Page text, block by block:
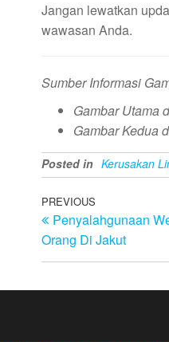
Jangan lewatkan
wawasan Anda.
Sumber Informasi
Gambar Utama
Gambar Kedua
Posted in Kerusakan
Post
navigation
Previous
Post
PREVIOUS
Penyalahgunaan
Orang Di Jakut